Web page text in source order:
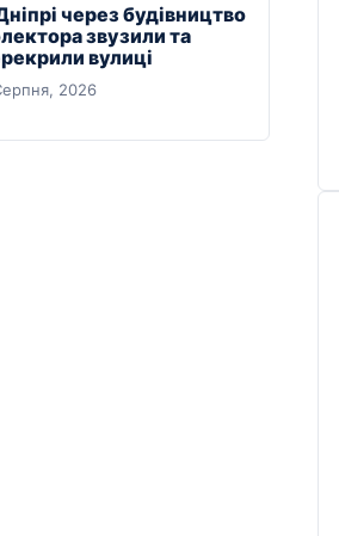
через будівництво
звузили та
вулиці
2026